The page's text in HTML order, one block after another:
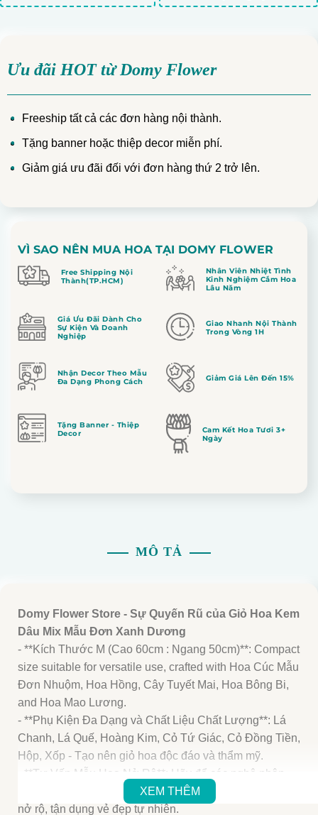
Ưu đãi HOT từ Domy Flower
Freeship tất cả các đơn hàng nội thành.
Tặng banner hoặc thiệp decor miễn phí.
Giảm giá ưu đãi đối với đơn hàng thứ 2 trở lên.
VÌ SAO NÊN MUA HOA TẠI DOMY FLOWER
Free Shipping Nội
Thành(TP.HCM)
Nhân Viên Nhiệt Tình
Kinh Nghiệm Cắm Hoa
Lâu Năm
Giá Ưu Đãi Dành Cho
Sự Kiện Và Doanh
Nghiệp
Giao Nhanh Nội Thành
Trong Vòng 1H
Nhận Decor Theo Mẫu
Đa Dạng Phong Cách
Giảm Giá Lên Đến 15%
Tặng Banner - Thiệp
Decor
Cam Kết Hoa Tươi 3+
Ngày
MÔ TẢ
Domy Flower Store - Sự Quyến Rũ của Giỏ Hoa Kem
Dâu Mix Mẫu Đơn Xanh Dương
- **Kích Thước M (Cao 60cm : Ngang 50cm)**: Compact
size suitable for versatile use, crafted with Hoa Cúc Mẫu
Đơn Nhuộm, Hoa Hồng, Cây Tuyết Mai, Hoa Bông Bi,
and Hoa Mao Lương.
- **Phụ Kiện Đa Dạng và Chất Liệu Chất Lượng**: Lá
Chanh, Lá Quế, Hoàng Kim, Cỏ Tứ Giác, Cỏ Đồng Tiền,
Hộp, Xốp - Tạo nên giỏ hoa độc đáo và thẩm mỹ.
- **Tư Vấn Mẫu Hoa Nở Rộ**: Hãy để các nghệ nhân
của Domy Flower tư vấn cho bạn những mẫu hoa đang
nở rộ, tận dụng vẻ đẹp tự nhiên.
XEM THÊM